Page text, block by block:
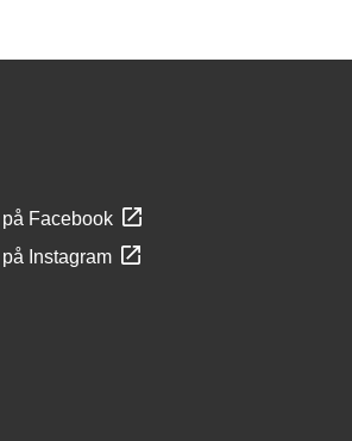
Facebook
Instagram